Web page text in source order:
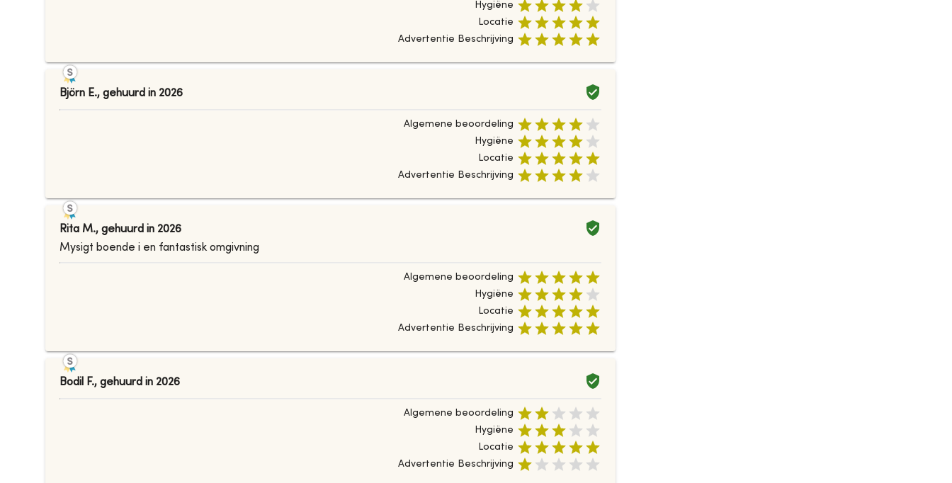
Hygiëne
Locatie
Advertentie Beschrijving
Björn E., gehuurd in 2026
Algemene beoordeling
Hygiëne
Locatie
Advertentie Beschrijving
Rita M., gehuurd in 2026
Mysigt boende i en fantastisk omgivning
Algemene beoordeling
Hygiëne
Locatie
Advertentie Beschrijving
Bodil F., gehuurd in 2026
Algemene beoordeling
Hygiëne
Locatie
Advertentie Beschrijving